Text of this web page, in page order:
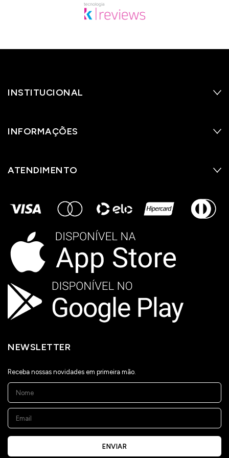
INSTITUCIONAL
INFORMAÇÕES
ATENDIMENTO
NEWSLETTER
Receba nossas novidades em primeira mão.
ENVIAR